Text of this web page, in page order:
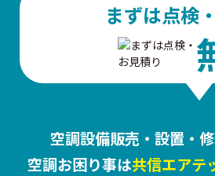
まずは点検
空調設備販売・設置・
空調お困り事は共信エアテ